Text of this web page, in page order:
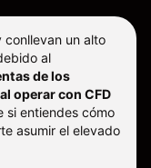
conllevan un alto
al
de los
operar con CFD
si entiendes cómo
asumir el elevado